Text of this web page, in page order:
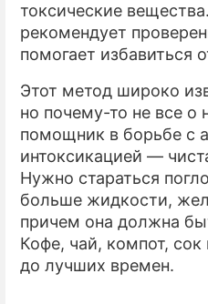
токсические
рекомендует
помогает избавиться
Этот метод широко
но почему-то не все
помощник в борьбе с
интоксикацией —
Нужно стараться
больше жидкости,
причем она должна
Кофе, чай, компот, сок
до лучших времен.